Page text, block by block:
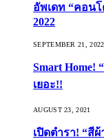
อัพเดท “คอนโ
2022
SEPTEMBER 21, 2022
Smart Home!
เยอะ!!
AUGUST 23, 2021
เปิดตำรา! “สี